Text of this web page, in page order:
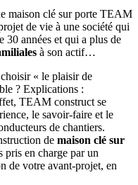
maison clé sur porte TEAM
de vie à une société qui
30 années et qui a plus de
à son actif…
« le plaisir de
? Explications :
TEAM construct se
le savoir-faire et le
de chantiers.
de maison clé sur
pris en charge par un
de votre avant-projet, en